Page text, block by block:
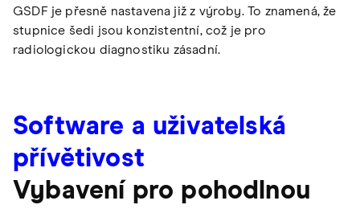
GSDF je přesně nastavena již z výroby. To znamená, že
stupnice šedi jsou konzistentní, což je pro
radiologickou diagnostiku zásadní.
Software a uživatelská
přívětivost
Vybavení pro pohodlnou